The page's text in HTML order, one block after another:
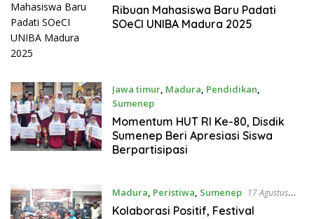
2025
Ribuan Mahasiswa Baru Padati
SOeCI UNIBA Madura 2025
Jawa timur, Madura Pendidikan
Sumenep
17 Agustus 2025
Momentum HUT RI Ke-80, Disdik
Sumenep Beri Apresiasi Siswa
Berpartisipasi
Madura Peristiwa Sumenep
17 Agustus
2025
Kolaborasi Positif, Festival